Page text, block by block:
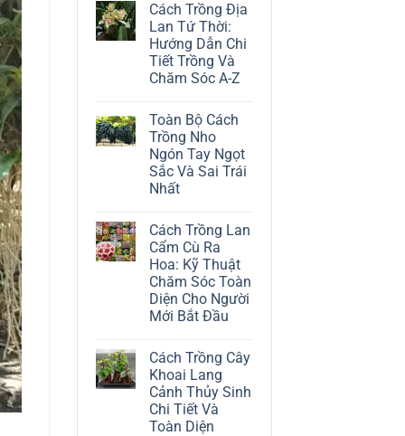
bình
luận
ở
Cách
Trồng
Cây
Đô
Kỹ
Thuật
Chăm
Sóc
Lá
Bạc
Tinh
Cách Trồng Địa
Lan Tứ Thời:
Hướng Dẫn Chi
Tiết Trồng Và
Chăm Sóc A-Z
bình
luận
Cách
Trồng
Địa
Lan
Hướng
Dẫn
Chi
Tiết
Trồng
Và
Chăm
Sóc
A-
Toàn Bộ Cách
Trồng Nho
Ngón Tay Ngọt
Sắc Và Sai Trái
Nhất
bình
luận
ở
Toàn
Bộ
Cách
Trồng
Nho
Ngón
Sắc
Và
Sai
Trái
Nhất
Cách Trồng Lan
Cẩm Cù Ra
Hoa: Kỹ Thuật
Chăm Sóc Toàn
Diện Cho Người
Mới Bắt Đầu
bình
luận
ở
Cách
Trồng
Lan
Cẩm
Cách Trồng Cây
Khoai Lang
Cảnh Thủy Sinh
Chi Tiết Và
Toàn Diện